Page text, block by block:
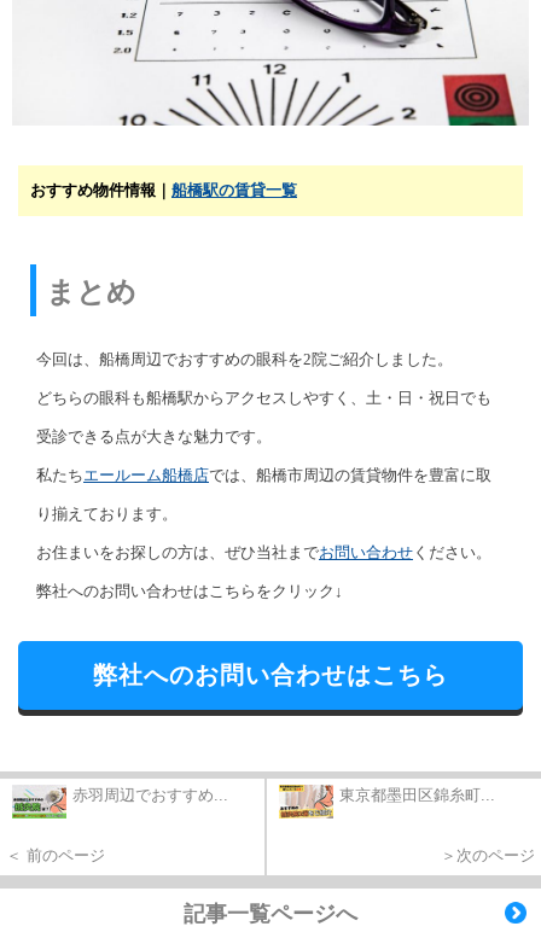
おすすめ物件情報｜ 船橋駅の賃貸一覧
まとめ
今回は、船橋周辺でおすすめの眼科を2院ご紹介しました。
どちらの眼科も船橋駅からアクセスしやすく、土・日・祝日でも
受診できる点が大きな魅力です。
私たちエールーム船橋店では、船橋市周辺の賃貸物件を豊富に取
り揃えております。
お住まいをお探しの方は、ぜひ当社までお問い合わせ ください。
弊社へのお問い合わせはこちらをクリック↓
弊社へのお問い合わせはこちら
赤羽周辺でおすすめ...
＜ 前のページ
東京都墨田区錦糸町...
＞次のページ
記事一覧ページへ